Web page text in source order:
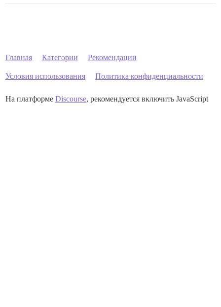
Главная Категории Рекомендации
Условия использования Политика конфиденциальности
На платформе Discourse, рекомендуется включить JavaScript